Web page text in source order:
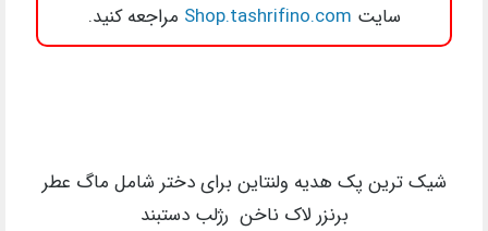
سایت Shop.tashrifino.com مراجعه کنید.
شیک ترین پک هدیه ولنتاین برای دختر شامل ماگ عطر
برنزر لاک ناخن رژلب دستبند